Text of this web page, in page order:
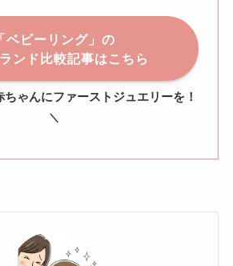
「ベビーリング」の
ンド比較記事はこちら
ゃんにファーストジュエリーを！
＼